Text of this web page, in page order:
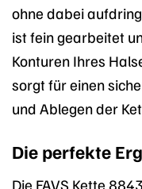
ohne dabei
ist fein gearbeitet
Konturen Ihres
sorgt für einen
und Ablegen der
Die perfekte
Die FAVS Kette